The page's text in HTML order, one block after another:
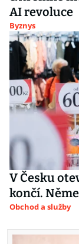
AI revoluce
Byznys
V Česku
končí.
Obchod a služby